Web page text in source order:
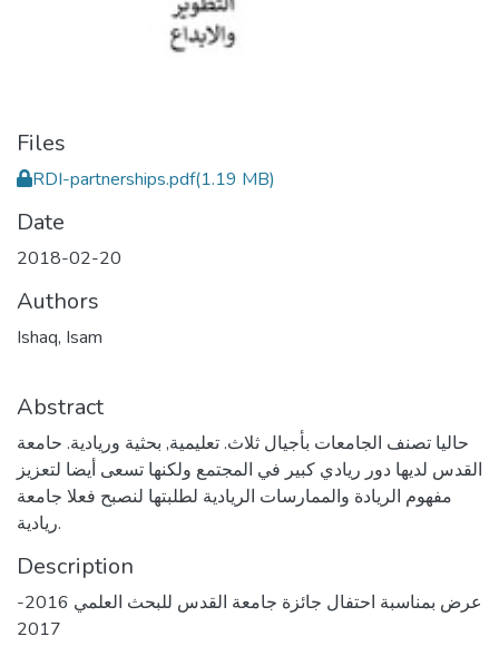
Files
RDI-partnerships.pdf(1.19 MB)
Date
2018-02-20
Authors
Ishaq, Isam
Abstract
حاليا تصنف الجامعات بأجيال ثلاث. تعليمية, بحثية وريادية. حامعة
القدس لديها دور ريادي كبير في المجتمع ولكنها تسعى أيضا لتعزيز
مفهوم الريادة والممارسات الريادية لطلبتها لنصبح فعلا جامعة
ريادية.
Description
عرض بمناسبة احتفال جائزة جامعة القدس للبحث العلمي 2016-
2017